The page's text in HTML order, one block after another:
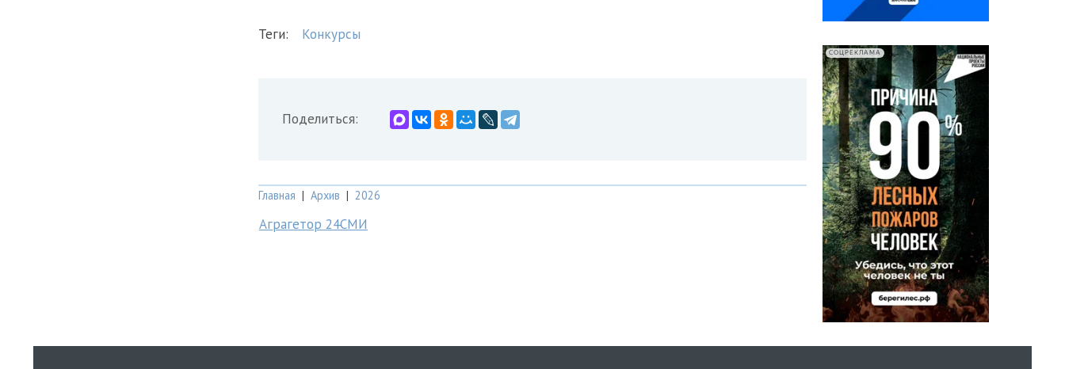
Теги: Конкурсы
Поделиться:
Главная | Архив | 2026
Аграгетор 24СМИ
СОЦРЕКЛАМА